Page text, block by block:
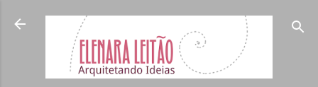
Pular para o conteúdo principal